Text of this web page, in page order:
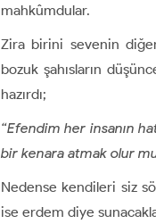
mahkûmdular.
Zira birini sevenin
bozuk şahısların
hazırdı;
“Efendim her insanın
bir kenara atmak olur
Nedense kendileri siz
ise erdem diye